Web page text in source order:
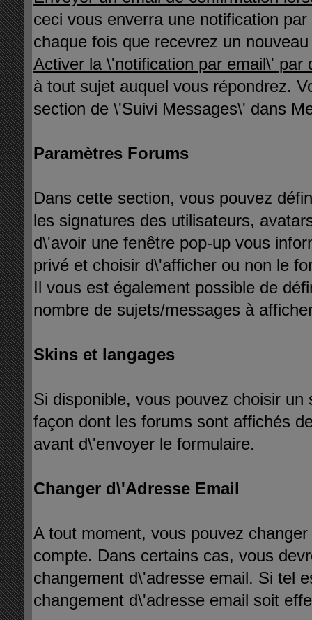
ceci vous enverra une notification
chaque fois que recevrez un
Activer la \'notification par email\' par
à tout sujet auquel vous répondrez.
section de \'Suivi Messages\' dans
Paramètres Forums
Dans cette section, vous pouvez
les signatures des utilisateurs,
d\'avoir une fenêtre pop-up vous
privé et choisir d\'afficher ou non le
Il vous est également possible de
nombre de sujets/messages à
Skins et langages
Si disponible, vous pouvez choisir
façon dont les forums sont affichés
avant d\'envoyer le formulaire.
Changer d\'Adresse Email
A tout moment, vous pouvez
compte. Dans certains cas, vous
changement d\'adresse email. Si tel
changement d\'adresse email soit